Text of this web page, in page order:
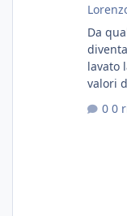
Da
lavato
valori
0